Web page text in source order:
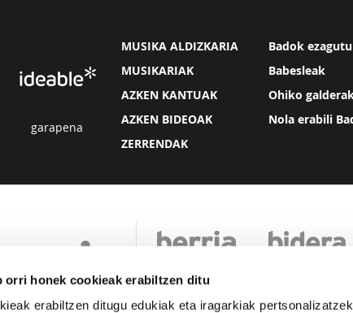
orri honek cookieak erabiltzen ditu
erabiltzen ditugu edukiak eta iragarkiak
garapena
MUSIKA ALDIZKARIA
MUSIKARIAK
AZKEN KANTUAK
AZKEN BIDEOAK
ZERRENDAK
Badok ezagutu
Babesleak
Ohiko
Nola erabili